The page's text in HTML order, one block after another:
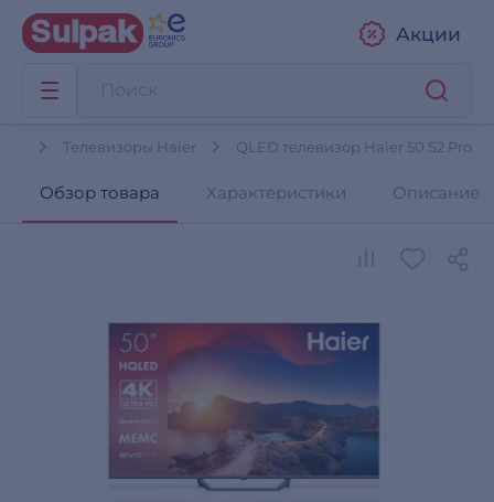
Акции
Телевизоры Haier QLED телевизор Haier 50 S2 Pro
Обзор товара Характеристики Описание